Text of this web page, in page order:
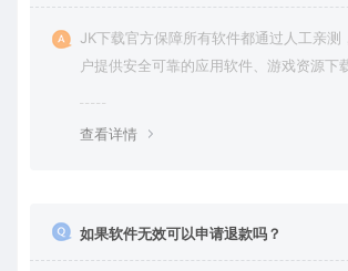
JK下载官方保障所有软件都通过人工亲测
户提供安全可靠的应用软件、游戏资源下
查看详情
如果软件无效可以申请退款吗？